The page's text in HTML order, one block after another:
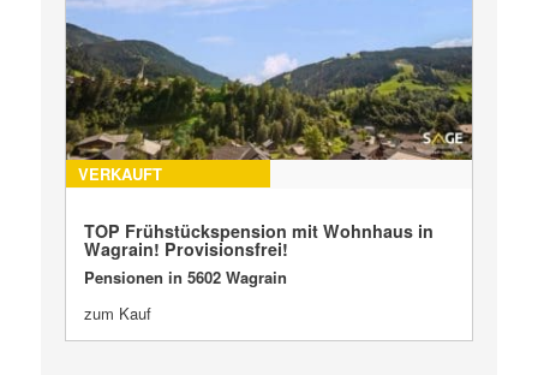
VERKAUFT
TOP Frühstückspension mit Wohnhaus in
Wagrain! Provisionsfrei!
Pensionen in 5602 Wagrain
zum Kauf